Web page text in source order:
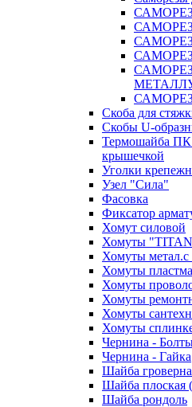
Скоба для
Скобы U-
Термошайба ПК
крышечкой
Уголки
Узел "Сила"
Фасовка
Фиксатор
Хомут силовой
Хомуты
Хомуты
Хомуты
Хомуты
Хомуты
Хомуты
Хомуты
Чернина -
Чернина - Гайка
Шайба
Шайба плоская
Шайба рондоль